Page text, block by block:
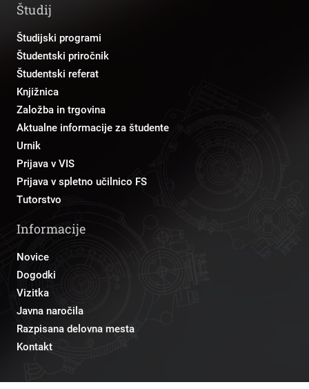
Študij
Študijski programi
Študentski priročnik
Študentski referat
Knjižnica
Založba in trgovina
Aktualne informacije za študente
Urnik
Prijava v VIS
Prijava v spletno učilnico FS
Tutorstvo
Informacije
Novice
Dogodki
Vizitka
Javna naročila
Razpisana delovna mesta
Kontakt